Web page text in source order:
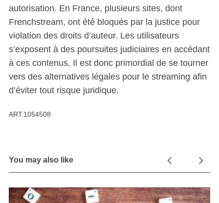
autorisation. En France, plusieurs sites, dont
Frenchstream, ont été bloqués par la justice pour
violation des droits d’auteur. Les utilisateurs
s’exposent à des poursuites judiciaires en accédant
à ces contenus. Il est donc primordial de se tourner
vers des alternatives légales pour le streaming afin
d’éviter tout risque juridique.
ART.1054508
You may also like